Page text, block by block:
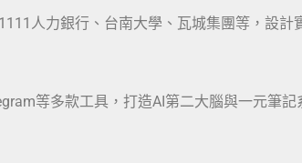
人力銀行、台南大學、瓦城集團等，設計
等多款工具，打造AI第二大腦與一元筆記